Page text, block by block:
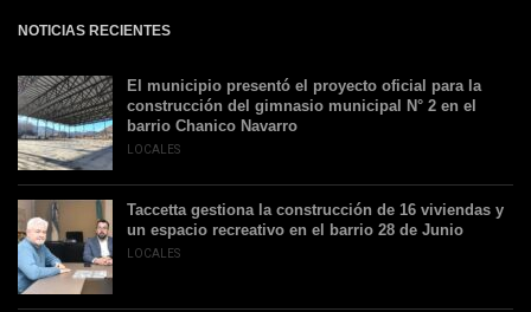
NOTICIAS RECIENTES
El municipio presentó el proyecto oficial para la
construcción del gimnasio municipal N° 2 en el
barrio Chanico Navarro
LOCALES
Taccetta gestiona la construcción de 16 viviendas y
un espacio recreativo en el barrio 28 de Junio
LOCALES